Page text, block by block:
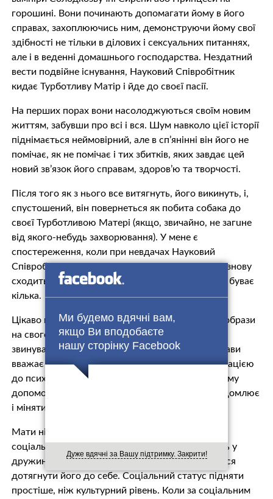
Ми будемо вдячні вам,
якщо Ви вподобаєте
нашу сторінку Facebook
Дуже вдячні за Вашу підтримку. Закрити!
горошині. Вони починають допомагати йому в його
справах, захоплюючись ним, демонструючи йому свої
здібності не тільки в ділових і сeксyальних питаннях,
але і в веденні домашнього господарства. Нездатний
вести подвійне існування, Науковий Співробітник
кидає Турботливу Матір і йде до своєї пасії.
На перших порах вони насолоджуються своїм новим
життям, забувши про всі і вся. Шум навколо цієї історії
піднімається неймовірний, але в сп’янінні він його не
помічає, як не помічає і тих збитків, яких завдає цей
новий зв’язок його справам, здоров’ю та творчості.
Після того як з нього все витягнуть, його викинуть, і,
спустошений, він повернеться як побита собака до
своєї Турботливою Матері (якщо, звичайно, не загuне
від якого-небудь захворювання). У мене є
спостереження, коли при невдачах Науковий
Співробітник повертається до дружини, а коли знову
сходить сонце, йде до своєї пасії. І таких циклів буває
кілька.
Цікаво відзначити, що Дбайлива Мати не таїть образи
на свого непутящого чоловіка. В усьому вона
звинувачує розлучницю, а чоловіка не без підстави
вважає просто хворим і звертається за консультацією
до психологів і психотерапевтів, щоб надати йому
допомогу. Своєї ролі в цій ситуації вона не усвідомлює
і міняти себе не вважає за потрібне.
Мати ніби бере чоловіка на виховання. Нерідко
соціальний статус і загальний культурний рівень у
дружини вище, ніж у чоловіка, і вона намагається
дотягнути його до себе. Соціальний статус підняти
простіше, ніж культурний рівень. Коли за соціальним